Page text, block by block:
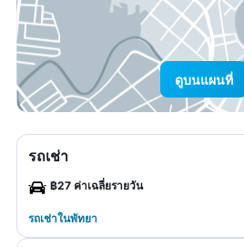
ดูบนแผนที่
รถเช่า
฿27 ค่าเฉลี่ยรายวัน
รถเช่าในพัทยา